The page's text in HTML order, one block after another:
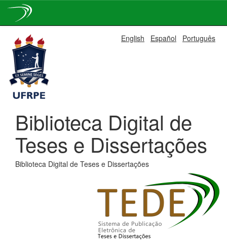
navigation
English Español Português
Biblioteca Digital de
Teses e Dissertações
Biblioteca Digital de Teses e Dissertações